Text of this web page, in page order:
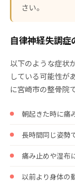
さい。
自律神経失調症
以下のような症状
している可能性が
に宮崎市の整骨院
朝起きた時に痛
長時間同じ姿勢
痛み止めや湿布
以前より身体の